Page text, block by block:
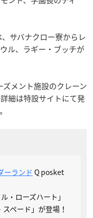
サバナクロー寮からレ
ル、ラギー・ブッチが
メント施設のクレーン
細は特設サイトにて発
ーランド Q posket
・ローズハート」
ペード」が登場！